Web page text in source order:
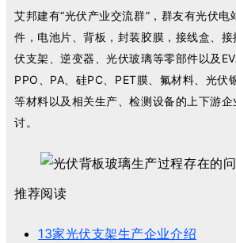
艾邦建有“光伏产业交流群”，群友有光伏电
件，电池片、背板，封装胶膜，接线盒、
伏支架、逆变器、光伏玻璃等零部件以及
PPO、PA、硅PC、PET膜、氟材料、光伏
等材料以及相关生产、检测设备的上下游
讨。
推荐阅读
13家光伏支架生产企业介绍